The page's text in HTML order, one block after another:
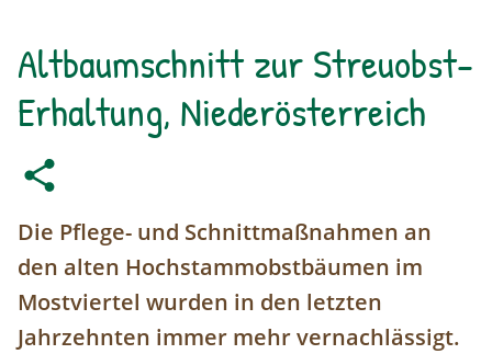
Altbaumschnitt zur Streuobst-
Erhaltung, Niederösterreich
Die Pflege- und Schnittmaßnahmen an
den alten Hochstammobstbäumen im
Mostviertel wurden in den letzten
Jahrzehnten immer mehr vernachlässigt.